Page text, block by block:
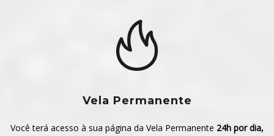
Vela Permanente
Você terá acesso à sua página da Vela Permanente 24h por dia,